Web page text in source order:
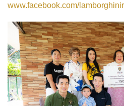
www.facebook.com/